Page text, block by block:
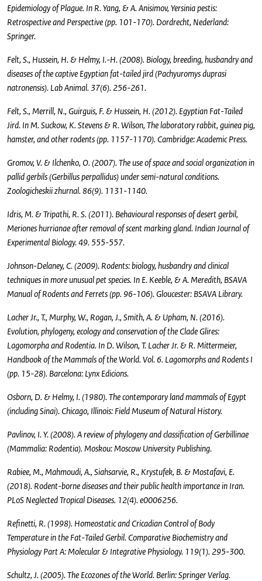
Epidemiology of Plague. In R. Yang, & A. Anisimov, Yersinia pestis:
Retrospective and Perspective (pp. 101-170). Dordrecht, Nederland:
Springer.
Felt, S., Hussein, H. & Helmy, I.-H. (2008). Biology, breeding, husbandry and
diseases of the captive Egyptian fat-tailed jird (Pachyuromys duprasi
natronensis). Lab Animal. 37(6). 256-261.
Felt, S., Merrill, N., Guirguis, F. & Hussein, H. (2012). Egyptian Fat-Tailed
Jird. In M. Suckow, K. Stevens & R. Wilson, The laboratory rabbit, guinea pig,
hamster, and other rodents (pp. 1157-1170). Cambridge: Academic Press.
Gromov, V. & Ilchenko, O. (2007). The use of space and social organization in
pallid gerbils (Gerbillus perpallidus) under semi-natural conditions.
Zoologicheskii zhurnal. 86(9). 1131-1140.
Idris, M. & Tripathi, R. S. (2011). Behavioural responses of desert gerbil,
Meriones hurrianae after removal of scent marking gland. Indian Journal of
Experimental Biology. 49. 555-557.
Johnson-Delaney, C. (2009). Rodents: biology, husbandry and clinical
techniques in more unusual pet species. In E. Keeble, & A. Meredith, BSAVA
Manual of Rodents and Ferrets (pp. 96-106). Gloucester: BSAVA Library.
Lacher Jr., T., Murphy, W., Rogan, J., Smith, A. & Upham, N. (2016).
Evolution, phylogeny, ecology and conservation of the Clade Glires:
Lagomorpha and Rodentia. In D. Wilson, T. Lacher Jr. & R. Mittermeier,
Handbook of the Mammals of the World. Vol. 6. Lagomorphs and Rodents I
(pp. 15-28). Barcelona: Lynx Edicions.
Osborn, D. & Helmy, I. (1980). The contemporary land mammals of Egypt
(including Sinai). Chicago, Illinois: Field Museum of Natural History.
Pavlinov, I. Y. (2008). A review of phylogeny and classification of Gerbillinae
(Mammalia: Rodentia). Moskou: Moscow University Publishing.
Rabiee, M., Mahmoudi, A., Siahsarvie, R., Krystufek, B. & Mostafavi, E.
(2018). Rodent-borne diseases and their public health importance in Iran.
PLoS Neglected Tropical Diseases. 12(4). e0006256.
Refinetti, R. (1998). Homeostatic and Cricadian Control of Body
Temperature in the Fat-Tailed Gerbil. Comparative Biochemistry and
Physiology Part A: Molecular & Integrative Physiology. 119(1). 295-300.
Schultz, J. (2005). The Ecozones of the World. Berlin: Springer Verlag.